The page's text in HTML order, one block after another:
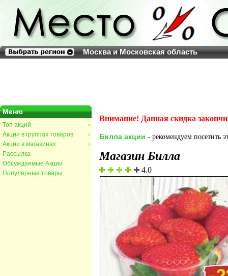
Москва и Московская область
Меню
>
Топ акций
>
Акции в группах товаров
>
Акции в магазинах
Рассылка
Обсуждаемые Акции
Популярные товары
Внимание! Данная скидка
Билла акции - рекомендуем посетить
Магазин Билла
4.0